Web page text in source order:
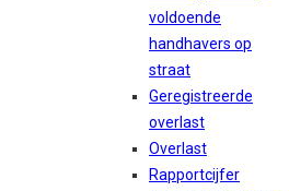
voldoende
handhavers op
straat
Geregistreerde
overlast
Overlast
Rapportcijfer